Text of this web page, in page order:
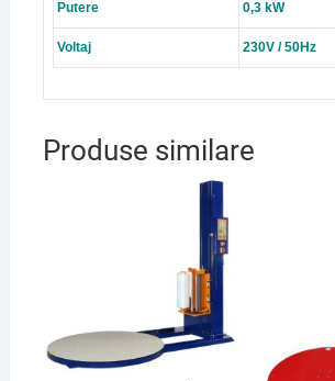
Putere 0,3 kW
Voltaj 230V / 50Hz
Produse similare